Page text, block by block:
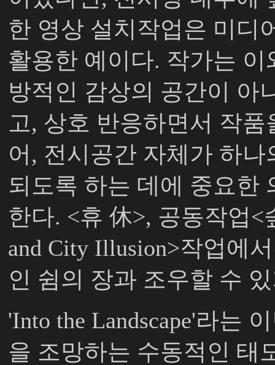
한 영상 설치작업은 미디
활용한 예이다. 작가는
방적인 감상의 공간이 아
고, 상호 반응하면서 작
어 , 전시공간 자체가 하
되도록 하는 데에 중요한
한다. <휴 休>, 공동작업<
and City Illusion>작업에
인 쉼의 장과 조우할 수
'Into the Landscape'라는
을 조망하는 수동적인 태